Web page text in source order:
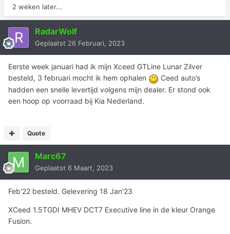
2 weken later...
RadarWolf
Geplaatst 26 Februari, 2023
Eerste week januari had ik mijn Xceed GTLine Lunar Zilver
besteld, 3 februari mocht ik hem ophalen
Ceed auto’s
hadden een snelle levertijd volgens mijn dealer. Er stond ook
een hoop op voorraad bij Kia Nederland.
Quote
Marc67
Geplaatst 6 Maart, 2023
Feb'22 besteld. Gelevering 18 Jan'23
XCeed 1.5TGDI MHEV DCT7 Executive line in de kleur Orange
Fusion.